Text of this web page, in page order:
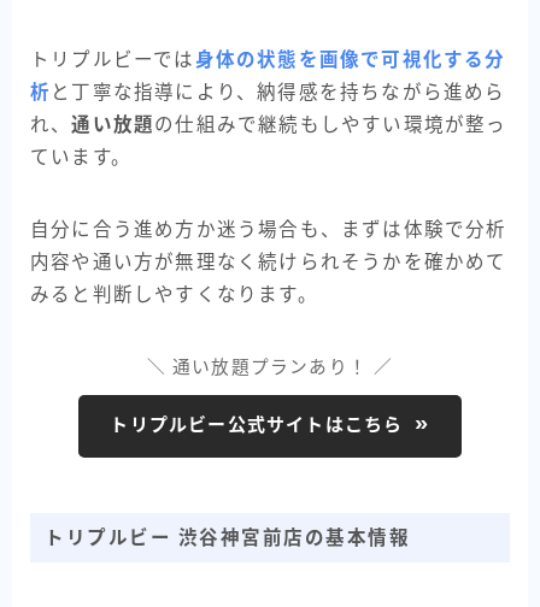
トリプルビーでは身体の状態を画像で可視化する分
析 と丁寧な指導により、納得感を持ちながら進めら
れ、通い放題の仕組みで継続もしやすい環境が整っ
ています。
自分に合う進め方か迷う場合も、まずは体験で分析
内容や通い方が無理なく続けられそうかを確かめて
みると判断しやすくなります。
＼ 通い放題プランあり！ ／
トリプルビー公式サイトはこちら
トリプルビー 渋谷神宮前店の基本情報